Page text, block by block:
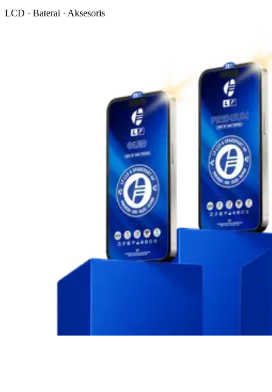
LCD · Baterai · Aksesoris